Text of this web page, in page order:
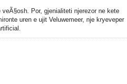
Por, gjenialiteti njerezor ne kete
uren e ujit Veluwemeer, nje kryeveper